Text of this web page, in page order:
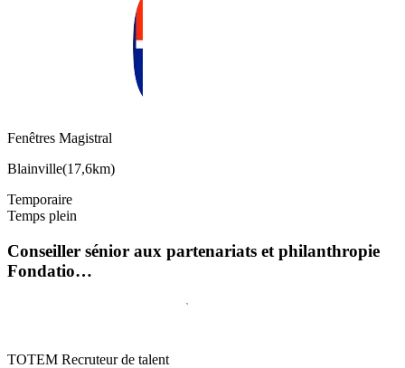
Fenêtres Magistral
Blainville(17,6km)
Temporaire
Temps plein
Conseiller sénior aux partenariats et philanthropie
Fondatio…
TOTEM Recruteur de talent